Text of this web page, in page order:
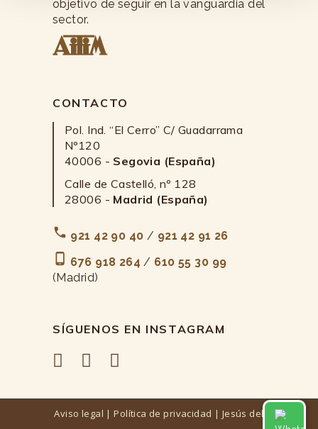
objetivo de seguir en la vanguardia del
sector.
CONTACTO
Pol. Ind. “El Cerro” C/ Guadarrama
Nº120
40006 - Segovia (España)
Calle de Castelló, nº 128
28006 - Madrid (España)
921 42 90 40 / 921 42 91 26
676 918 264 / 610 55 30 99
(Madrid)
SÍGUENOS EN INSTAGRAM
Aviso legal |Política de privacidad | Jesús del
Contáctanos por Whatsapp